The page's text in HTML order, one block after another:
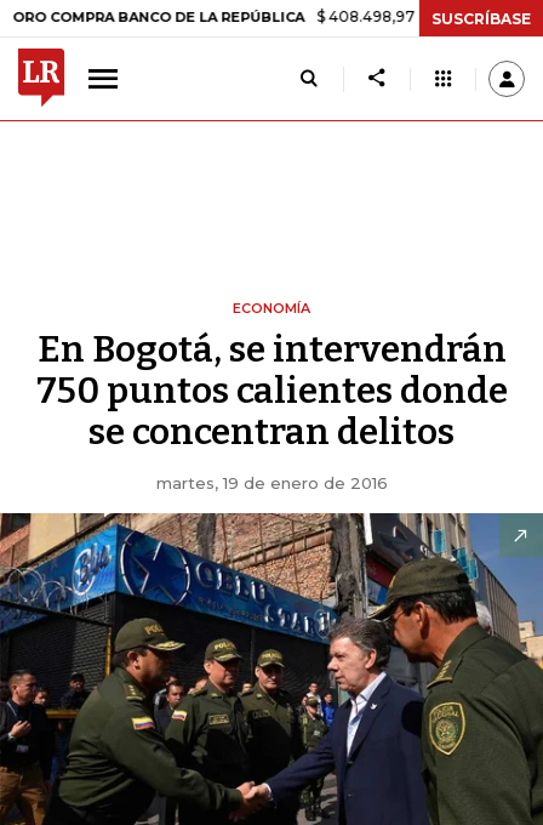
BANCO DE LA REPÚBLICA $ 408.498,97 +$ 8.753,81 +2,19%
SUSCRÍBASE
ECONOMÍA
En Bogotá, se intervendrán
750 puntos calientes donde
se concentran delitos
martes, 19 de enero de 2016